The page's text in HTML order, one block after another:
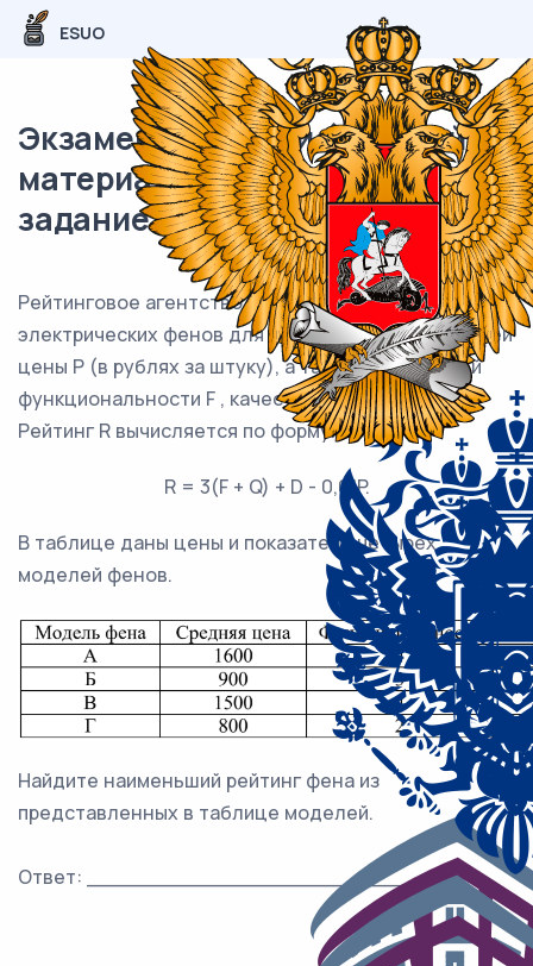
ESUO
Экзаменационный (типовой)
материал ЕГЭ / База / 06
задание (24) / 131
Рейтинговое агентство определяет рейтинг
электрических фенов для волос на основе средней
цены P (в рублях за штуку), а также показателей
функциональности F , качества Q и дизайна D .
Рейтинг R вычисляется по формуле
R = 3(F + Q) + D - 0,01P.
В таблице даны цены и показатели четырёх
моделей фенов.
Найдите наименьший рейтинг фена из
представленных в таблице моделей.
Ответ: ___________________________.